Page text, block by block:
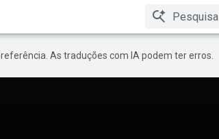
As traduções com IA podem ter erros.